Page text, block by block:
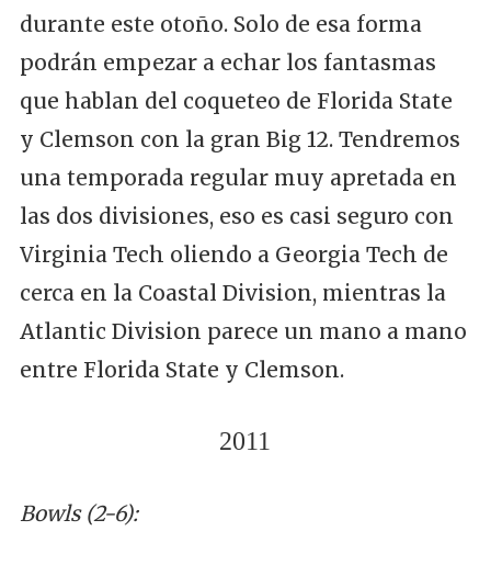
durante este otoño. Solo de esa forma
podrán empezar a echar los fantasmas
que hablan del coqueteo de Florida State
y Clemson con la gran Big 12. Tendremos
una temporada regular muy apretada en
las dos divisiones, eso es casi seguro con
Virginia Tech oliendo a Georgia Tech de
cerca en la Coastal Division, mientras la
Atlantic Division parece un mano a mano
entre Florida State y Clemson.
2011
Bowls (2-6):